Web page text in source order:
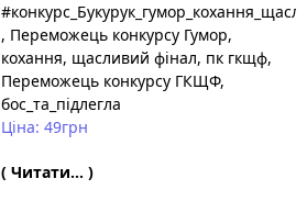
, Переможець конкурсу Гумор,
кохання, щасливий фінал, пк гкщф,
Переможець конкурсу ГКЩФ,
бос_та_підлегла
Ціна: 49грн
( Читати... )